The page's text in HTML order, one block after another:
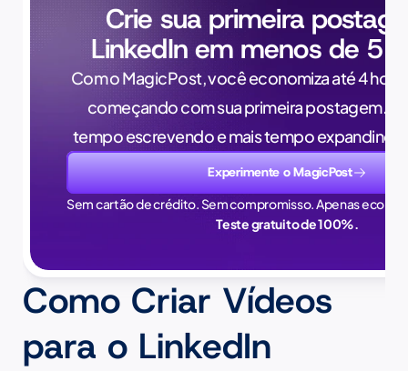
Crie sua primeira
LinkedIn em menos de 5
Com o MagicPost, você economiza até 4
começando com sua primeira postagem.
tempo escrevendo e mais tempo
Experimente o MagicPost
Sem cartão de crédito. Sem compromisso. Apenas
Teste gratuito de 100%.
Como Criar Vídeos
para o LinkedIn